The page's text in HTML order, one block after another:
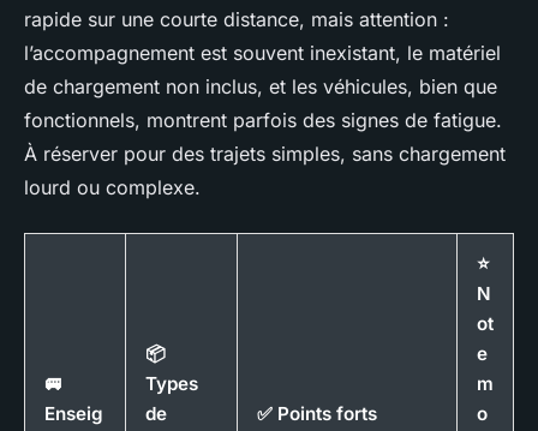
rapide sur une courte distance, mais attention :
l’accompagnement est souvent inexistant, le matériel
de chargement non inclus, et les véhicules, bien que
fonctionnels, montrent parfois des signes de fatigue.
À réserver pour des trajets simples, sans chargement
lourd ou complexe.
🚐
Enseig
📦
Types
de
✅ Points forts
⭐
N
ot
e
m
o